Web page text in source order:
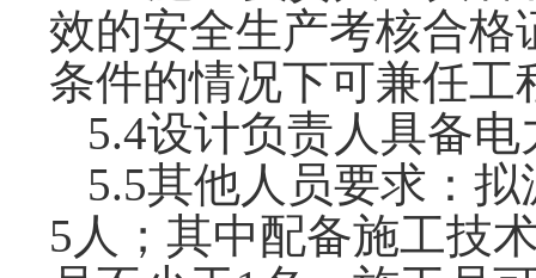
效的安全生产考核合
条件的情况下可兼
5.4设计负责人具备
5.5其他人员要求： 拟
5人；其中配备施工技